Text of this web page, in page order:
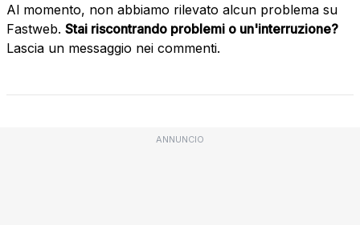
Al momento, non abbiamo rilevato alcun problema su
Fastweb. Stai riscontrando problemi o un'interruzione?
Lascia un messaggio nei commenti.
ANNUNCIO